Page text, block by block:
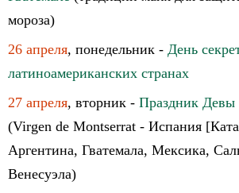
мороза)
26 апреля, понедельник - День
латиноамериканских странах
27 апреля, вторник - Праздник Девы
(Virgen de Montserrat - Испания
Аргентина, Гватемала, Мексика,
Венесуэла)